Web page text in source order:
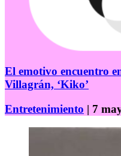
El emotivo encuentro
Villagrán, ‘Kiko’
Entretenimiento | 7